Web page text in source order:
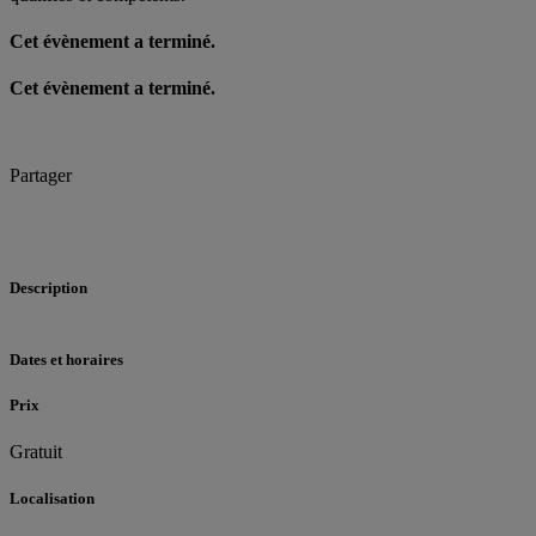
Cet évènement a terminé.
Cet évènement a terminé.
Partager
Description
Dates et horaires
Prix
Gratuit
Localisation